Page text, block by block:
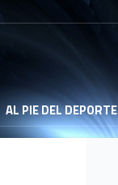
AL PIE DEL DEPORTE